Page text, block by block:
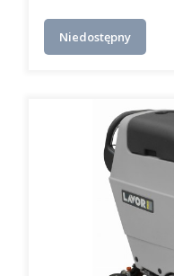
Niedostępny